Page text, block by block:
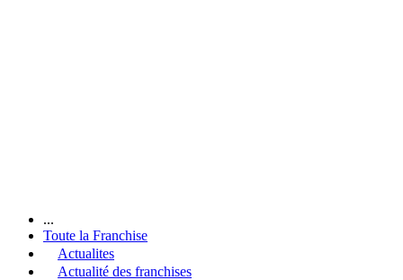
...
Toute la Franchise
Actualites
Actualité des franchises